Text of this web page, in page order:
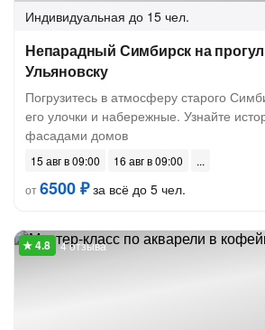
Индивидуальная до 15 чел.
Непарадный Симбирск на
Ульяновску
Погрузитесь в атмосферу старого
его улочки и набережные. Узнайте
фасадами домов
15 авг в 09:00
16 авг в 09:00
от6500 ₽за всё до 5 чел.
4 отзыва